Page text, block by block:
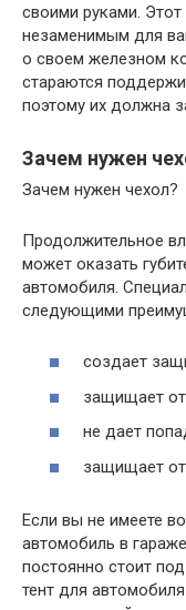
своими руками.
незаменимым для
о своем железном
стараются
поэтому их должна
Зачем нужен
Зачем нужен чехол?
Продолжительное
может оказать
автомобиля.
следующими
создает
защищает от
не дает
защищает от
Если вы не имеете
автомобиль в
постоянно стоит
тент для